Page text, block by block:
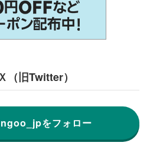
（旧Twitter）
をフォロー